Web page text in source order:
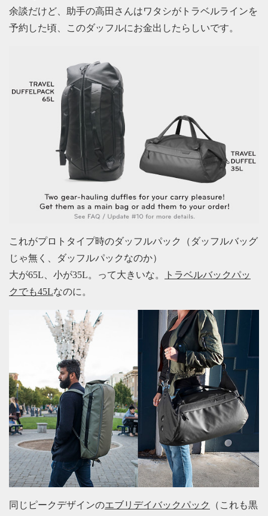
余談だけど、助手の高田さんはワタシがトラベルラインを
予約した頃、このダッフルにお金出したらしいです。
これがプロトタイプ時のダッフルパック（ダッフルバッグ
じゃ無く、ダッフルパックなのか）
大が65L、小が35L。って大きいな。
トラベルバックパッ
クでも45Lなのに。
同じピークデザインのエブリデイバックパック
（これも黒